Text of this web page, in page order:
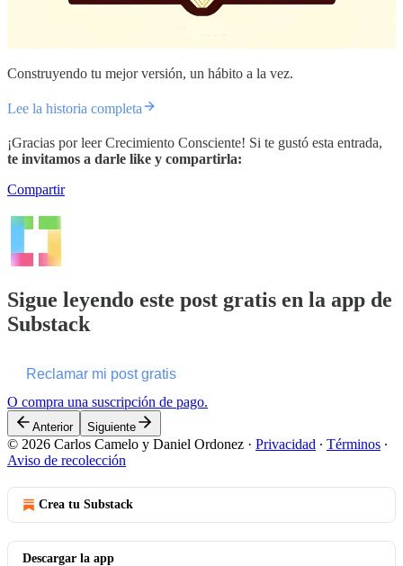
Construyendo tu mejor versión, un hábito a la vez.
Lee la historia completa
¡Gracias por leer Crecimiento Consciente! Si te gustó esta entrada,
te invitamos a darle like y compartirla:
Compartir
Sigue leyendo este post gratis en la app de
Substack
Reclamar mi post gratis
O compra una suscripción de pago.
Anterior Siguiente
© 2026 Carlos Camelo y Daniel Ordonez · Privacidad ∙ Términos ∙
Aviso de recolección
Crea tu Substack
Descargar la app